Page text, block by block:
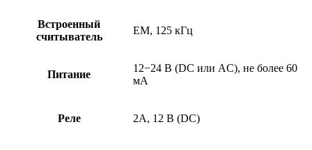
Встроенный
считыватель
EM, 125 кГц
Питание
12−24 В (DC или AC), не более 60
мА
Реле 2А, 12 В (DC)